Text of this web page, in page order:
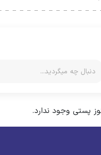
پستی وجود ندارد.